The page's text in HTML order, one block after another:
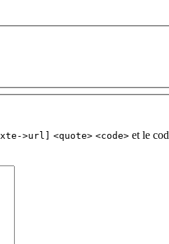
>url] <quote> <code> et le